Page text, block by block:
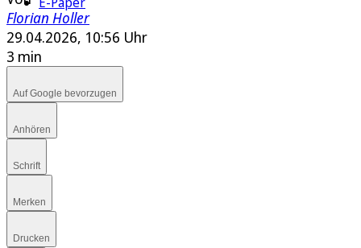
Florian Holler
29.04.2026, 10:56 Uhr
3 min
Auf Google bevorzugen
Anhören
Schrift
Merken
Drucken